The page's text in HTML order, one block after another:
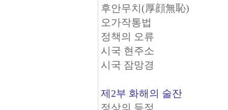
후안무치(厚顔無恥)
오가작통법
정책의 오류
시국 현주소
시국 잠망경
제2부 화해의 술잔
정상의 등정